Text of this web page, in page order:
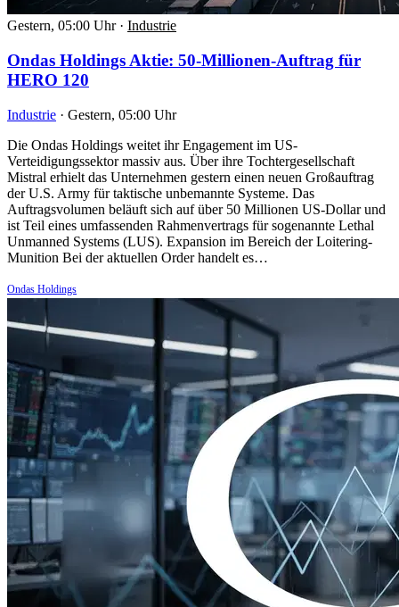
Gestern, 05:00 Uhr · Industrie
Ondas Holdings Aktie: 50-Millionen-Auftrag für
HERO 120
Industrie · Gestern, 05:00 Uhr
Die Ondas Holdings weitet ihr Engagement im US-
Verteidigungssektor massiv aus. Über ihre Tochtergesellschaft
Mistral erhielt das Unternehmen gestern einen neuen Großauftrag
der U.S. Army für taktische unbemannte Systeme. Das
Auftragsvolumen beläuft sich auf über 50 Millionen US-Dollar und
ist Teil eines umfassenden Rahmenvertrags für sogenannte Lethal
Unmanned Systems (LUS). Expansion im Bereich der Loitering-
Munition Bei der aktuellen Order handelt es…
Ondas Holdings